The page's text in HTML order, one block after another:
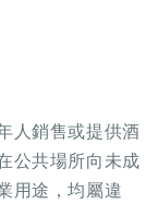
人銷售或提供酒
公共場所向未成
用途，均屬違